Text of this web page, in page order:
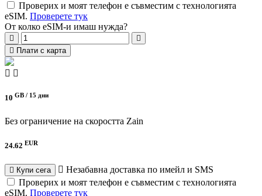
Проверих и моят телефон е съвместим с технологията
eSIM. Проверете тук
От колко eSIM-и имаш нужда?
Плати с карта
10 GB / 15 дни
Без ограничение на скоростта Zain
24.62 EUR
Купи сега
Незабавна доставка по имейл и SMS
Проверих и моят телефон е съвместим с технологията
eSIM. Проверете тук